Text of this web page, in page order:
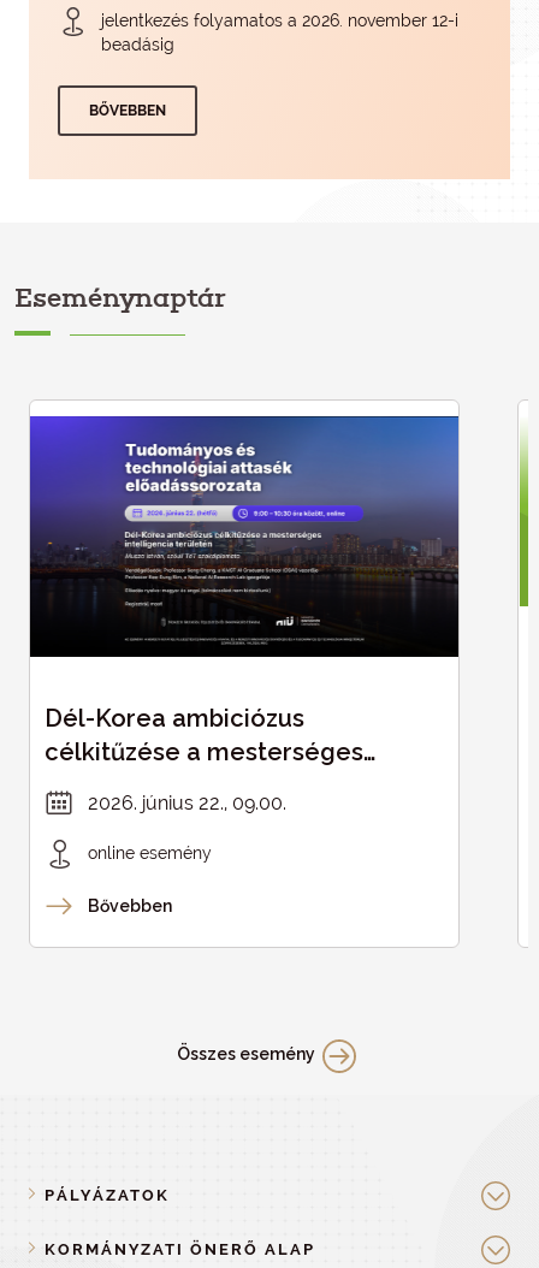
jelentkezés folyamatos a 2026. november 12-i
beadásig
BŐVEBBEN
Eseménynaptár
Dél-Korea ambiciózus
célkitűzése a mesterséges
intelligencia területén
2026. június 22., 09.00.
online esemény
Bővebben
Összes esemény
PÁLYÁZATOK
KORMÁNYZATI ÖNERŐ ALAP